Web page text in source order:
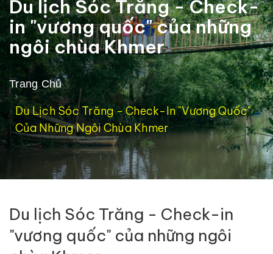
Du lịch Sóc Trăng - Check-
in "vương quốc" của những
ngôi chùa Khmer
Trang Chủ
Du Lịch Sóc Trăng - Check-In "vương Quốc"
Của Những Ngôi Chùa Khmer
Du lịch Sóc Trăng - Check-in
"vương quốc" của những ngôi